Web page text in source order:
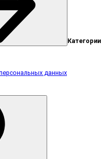
Категории
данных